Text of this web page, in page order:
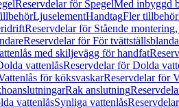
Reservdelar för SpegelMed inbyggd
LjuselementHandtagFler tillbehör
Reservdelar för Stående
Reservdelar för För
med skiljevägg för handfat
vattenlåsReservdelar för Dolda
för köksvaskarReservdelar för
Rak anslutning
vattenlåsSynliga vattenlås